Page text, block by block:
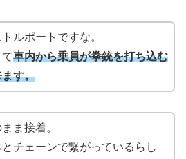
ルポートですな。
車内から乗員が拳銃を打ち込む
す。
ま接着。
チェーンで繋がっているらし